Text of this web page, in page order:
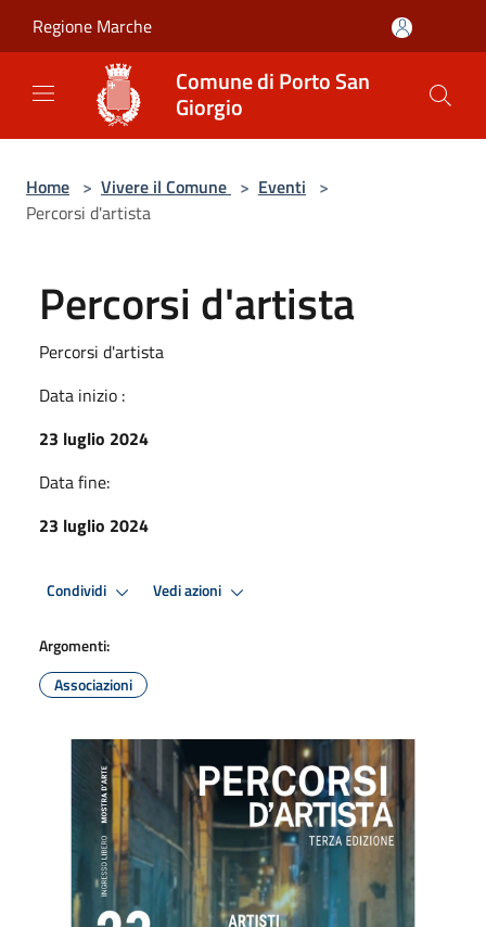
Regione Marche
Comune di Porto San
Giorgio
Home > Vivere il Comune > Eventi >
Percorsi d'artista
Percorsi d'artista
Percorsi d'artista
Data inizio :
23 luglio 2024
Data fine:
23 luglio 2024
Condividi Vedi azioni
Argomenti:
Associazioni